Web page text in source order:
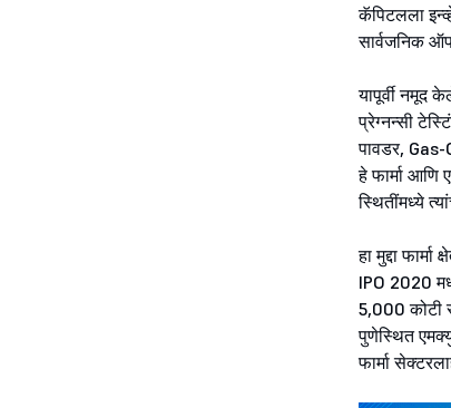
कॅपिटलला
सार्वजनिक
यापूर्वी नमूद
प्रेग्नन्सी
पावडर,
हे फार्मा आणि
स्थितींमध्ये
हा मुद्दा
IPO 2020
5,000 कोटी
पुणेस्थित
फार्मा